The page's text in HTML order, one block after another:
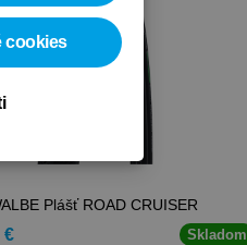
cookies
Plášť ROAD CRUISER
€ Skladom